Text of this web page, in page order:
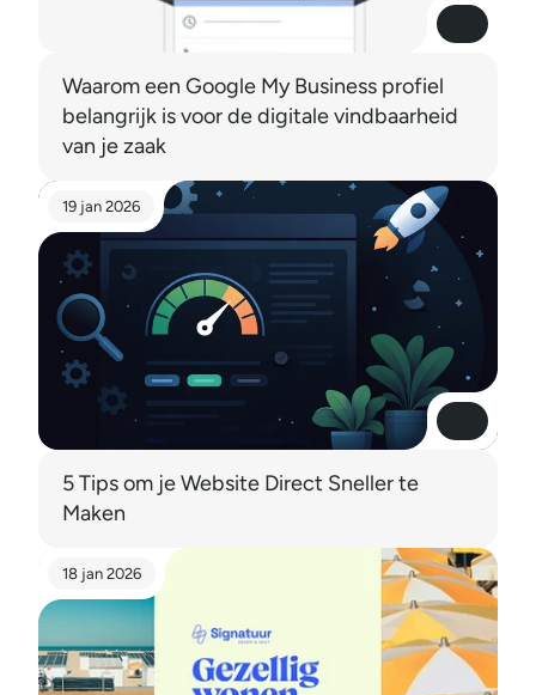
Read More
Read More
Waarom een Google My Business profiel
belangrijk is voor de digitale vindbaarheid
van je zaak
Read More
Read More
19 jan 2026
5 Tips om je Website Direct Sneller te
Maken
18 jan 2026